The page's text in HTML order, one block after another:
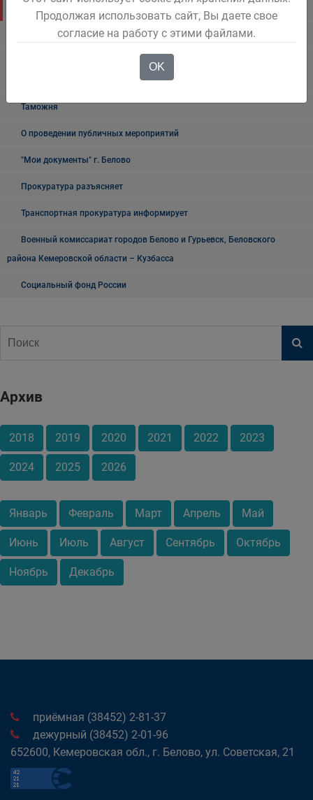
Государственное казенное учреждение «Кадровый центр Кузбасса»
Территориальный Центр занятости населения города Белово
Таможня
О проведении публичных мероприятий
"Мои документы" г. Белово
Прокуратура разъясняет
Транспортная прокуратура информирует
Военный комиссариат городов Белово и Гурьевск, Беловского
района Кемеровской области – Кузбасса
Социальный фонд России
Архив
2018 2019 2020 2021 2022 2023
2024 2025 2026
Январь Февраль Март Апрель Май
Июнь Июль Август Сентябрь Октябрь
Ноябрь Декабрь
приёмная (38452) 2-81-37
дежурный (38452) 2-01-96
652600, Кемеровская обл., г. Белово, ул. Советская, 21
Продолжая использовать сайт, Вы даете свое
согласие на работу с этими файлами.
OK